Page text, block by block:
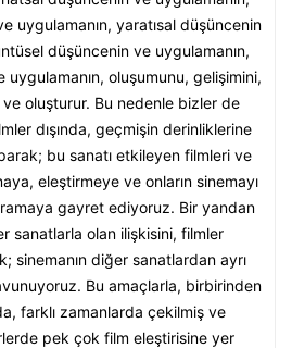
uygulamanın, yaratısal düşüncenin
düşüncenin ve uygulamanın,
oluşumunu, gelişimini,
oluşturur. Bu nedenle bizler de
dışında, geçmişin derinliklerine
bu sanatı etkileyen filmleri ve
eleştirmeye ve onların sinemayı
gayret ediyoruz. Bir yandan
sanatlarla olan ilişkisini, filmler
sinemanın diğer sanatlardan ayrı
Bu amaçlarla, birbirinden
farklı zamanlarda çekilmiş ve
pek çok film eleştirisine yer